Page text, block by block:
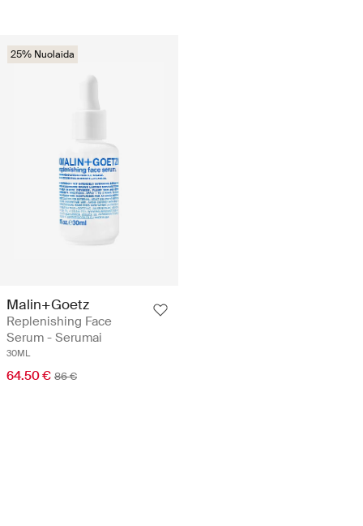
25% Nuolaida
Malin+Goetz
Replenishing Face
Serum - Serumai
30ML
64.50 € 86 €